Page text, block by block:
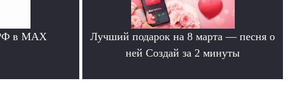
в MAX
Лучший подарок на 8 марта — песня о
ней Создай за 2 минуты